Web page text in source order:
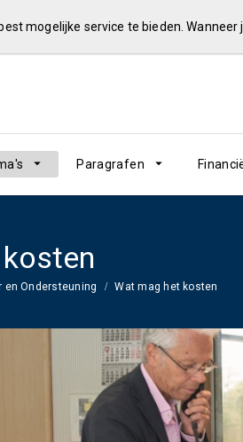
mogelijke service te bieden.
Paragrafen
en Ondersteuning Wat mag het kosten